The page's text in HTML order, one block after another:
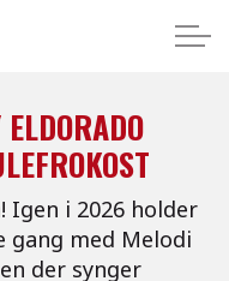
Igen i 2026 holder
gang med Melodi
der synger